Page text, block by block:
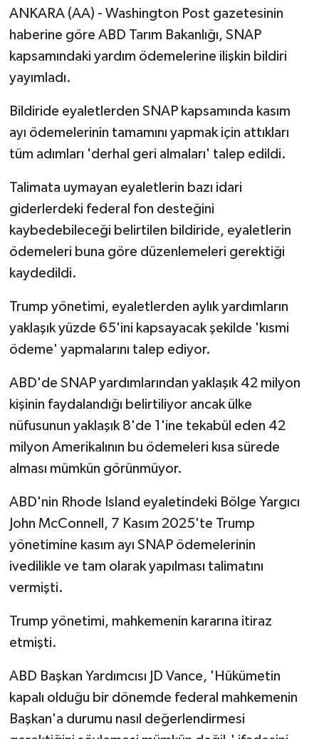
ANKARA (AA) - Washington Post gazetesinin
haberine göre ABD Tarım Bakanlığı, SNAP
kapsamındaki yardım ödemelerine ilişkin bildiri
yayımladı.
Bildiride eyaletlerden SNAP kapsamında kasım
ayı ödemelerinin tamamını yapmak için attıkları
tüm adımları 'derhal geri almaları' talep edildi.
Talimata uymayan eyaletlerin bazı idari
giderlerdeki federal fon desteğini
kaybedebileceği belirtilen bildiride, eyaletlerin
ödemeleri buna göre düzenlemeleri gerektiği
kaydedildi.
Trump yönetimi, eyaletlerden aylık yardımların
yaklaşık yüzde 65'ini kapsayacak şekilde 'kısmi
ödeme' yapmalarını talep ediyor.
ABD'de SNAP yardımlarından yaklaşık 42 milyon
kişinin faydalandığı belirtiliyor ancak ülke
nüfusunun yaklaşık 8'de 1'ine tekabül eden 42
milyon Amerikalının bu ödemeleri kısa sürede
alması mümkün görünmüyor.
ABD'nin Rhode Island eyaletindeki Bölge Yargıcı
John McConnell, 7 Kasım 2025'te Trump
yönetimine kasım ayı SNAP ödemelerinin
ivedilikle ve tam olarak yapılması talimatını
vermişti.
Trump yönetimi, mahkemenin kararına itiraz
etmişti.
ABD Başkan Yardımcısı JD Vance, 'Hükümetin
kapalı olduğu bir dönemde federal mahkemenin
Başkan'a durumu nasıl değerlendirmesi